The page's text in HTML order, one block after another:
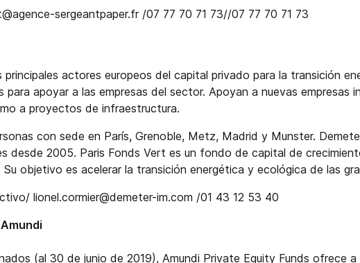
sergeantpaper.fr /07 77 70 71 73//07 77 70 71 73
actores europeos del capital privado para la transición
apoyar a las empresas del sector. Apoyan a nuevas empresas
a proyectos de infraestructura.
con sede en París, Grenoble, Metz, Madrid y Munster.
desde 2005. Paris Fonds Vert es un fondo de capital de
objetivo es acelerar la transición energética y ecológica de las
lionel.cormier@demeter-im.com /01 43 12 53 40
(al 30 de junio de 2019), Amundi Private Equity Funds ofrece a